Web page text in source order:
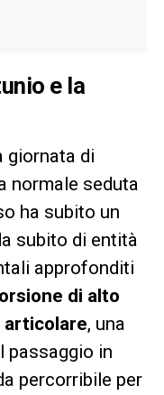
e la
giornata di
normale seduta
ha subito un
subito di entità
approfonditi
di alto
articolare, una
passaggio in
percorribile per